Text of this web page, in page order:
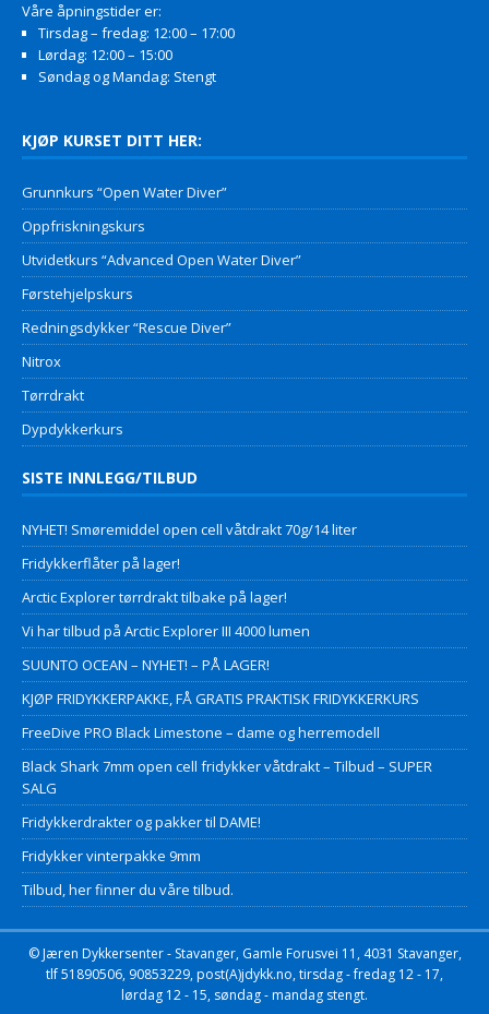
Våre åpningstider er:
Tirsdag – fredag: 12:00 – 17:00
Lørdag: 12:00 – 15:00
Søndag og Mandag: Stengt
KJØP KURSET DITT HER:
Grunnkurs “Open Water Diver”
Oppfriskningskurs
Utvidetkurs “Advanced Open Water Diver”
Førstehjelpskurs
Redningsdykker “Rescue Diver”
Nitrox
Tørrdrakt
Dypdykkerkurs
SISTE INNLEGG/TILBUD
NYHET! Smøremiddel open cell våtdrakt 70g/14 liter
Fridykkerflåter på lager!
Arctic Explorer tørrdrakt tilbake på lager!
Vi har tilbud på Arctic Explorer III 4000 lumen
SUUNTO OCEAN – NYHET! – PÅ LAGER!
KJØP FRIDYKKERPAKKE, FÅ GRATIS PRAKTISK FRIDYKKERKURS
FreeDive PRO Black Limestone – dame og herremodell
Black Shark 7mm open cell fridykker våtdrakt – Tilbud – SUPER
SALG
Fridykkerdrakter og pakker til DAME!
Fridykker vinterpakke 9mm
Tilbud, her finner du våre tilbud.
© Jæren Dykkersenter - Stavanger, Gamle Forusvei 11, 4031 Stavanger,
tlf 51890506, 90853229, post(A)jdykk.no, tirsdag - fredag 12 - 17,
lørdag 12 - 15, søndag - mandag stengt.